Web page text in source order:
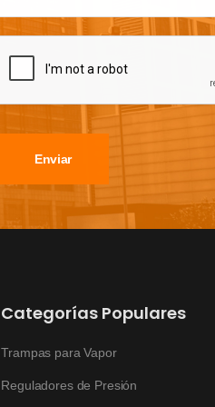
Enviar
Categorías Populares
Trampas para Vapor
Reguladores de Presión